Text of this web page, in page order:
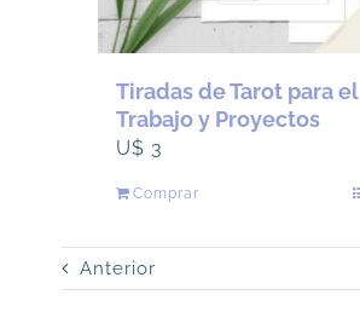
Tiradas de Tarot para el
Trabajo y Proyectos
U$ 3
Comprar
Anterior